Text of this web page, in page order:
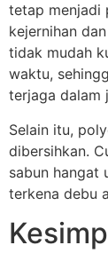
tetap menjadi
kejernihan
tidak mudah
waktu,
terjaga dalam
Selain itu,
dibersihkan.
sabun hangat
terkena debu